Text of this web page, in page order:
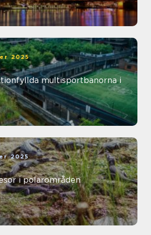
2025
multisportbanorna i
2025
i polarområden